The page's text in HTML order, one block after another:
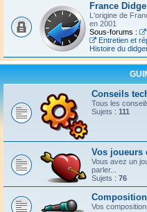
France
L'origine de
en 2001
Sous-forums :
Entretien et
Histoire du
Conseils
Tous les
Sujets : 111
Vos joueurs
Vous avez un
parler...
Sujets : 76
Vos